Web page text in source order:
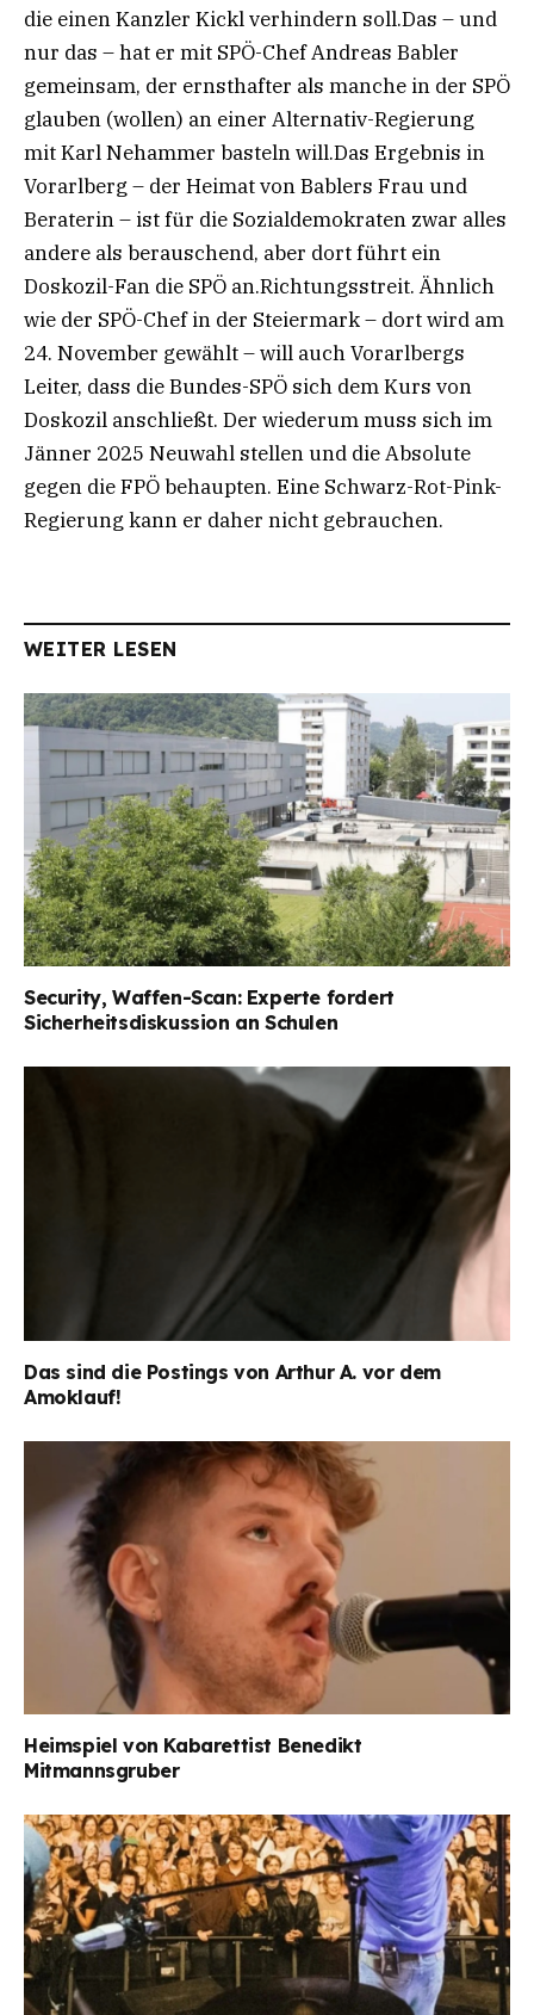
die einen Kanzler Kickl verhindern soll.Das – und
nur das – hat er mit SPÖ-Chef Andreas Babler
gemeinsam, der ernsthafter als manche in der SPÖ
glauben (wollen) an einer Alternativ-Regierung
mit Karl Nehammer basteln will.Das Ergebnis in
Vorarlberg – der Heimat von Bablers Frau und
Beraterin – ist für die Sozialdemokraten zwar alles
andere als berauschend, aber dort führt ein
Doskozil-Fan die SPÖ an.Richtungsstreit. Ähnlich
wie der SPÖ-Chef in der Steiermark – dort wird am
24. November gewählt – will auch Vorarlbergs
Leiter, dass die Bundes-SPÖ sich dem Kurs von
Doskozil anschließt. Der wiederum muss sich im
Jänner 2025 Neuwahl stellen und die Absolute
gegen die FPÖ behaupten. Eine Schwarz-Rot-Pink-
Regierung kann er daher nicht gebrauchen.
WEITER LESEN
Security, Waffen-Scan: Experte fordert
Sicherheitsdiskussion an Schulen
Das sind die Postings von Arthur A. vor dem
Amoklauf!
Heimspiel von Kabarettist Benedikt
Mitmannsgruber